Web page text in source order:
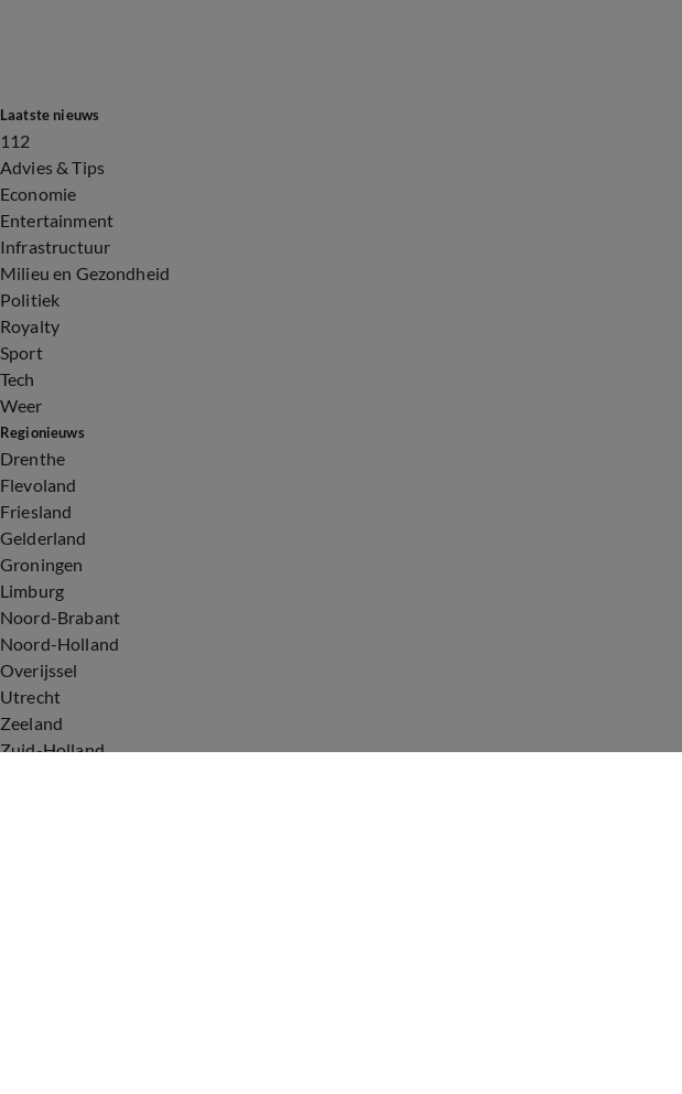
Laatste nieuws
112
Advies & Tips
Economie
Entertainment
Infrastructuur
Milieu en Gezondheid
Politiek
Royalty
Sport
Tech
Weer
Regionieuws
Drenthe
Flevoland
Friesland
Gelderland
Groningen
Limburg
Noord-Brabant
Noord-Holland
Overijssel
Utrecht
Zeeland
Zuid-Holland